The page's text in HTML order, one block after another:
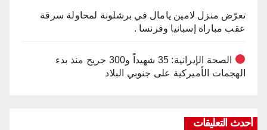
تعرّض منزل لامين يامال في برشلونة لمحاولة سرقة
عقب مباراة إسبانيا وفرنسا .
الصحة الإيرانية: 35 شهيداً و300 جريح منذ بدء
الهجمات الأميركية على جنوبي البلاد
أحدث التعليقات